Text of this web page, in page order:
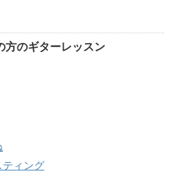
方のギターレッスン
ティング